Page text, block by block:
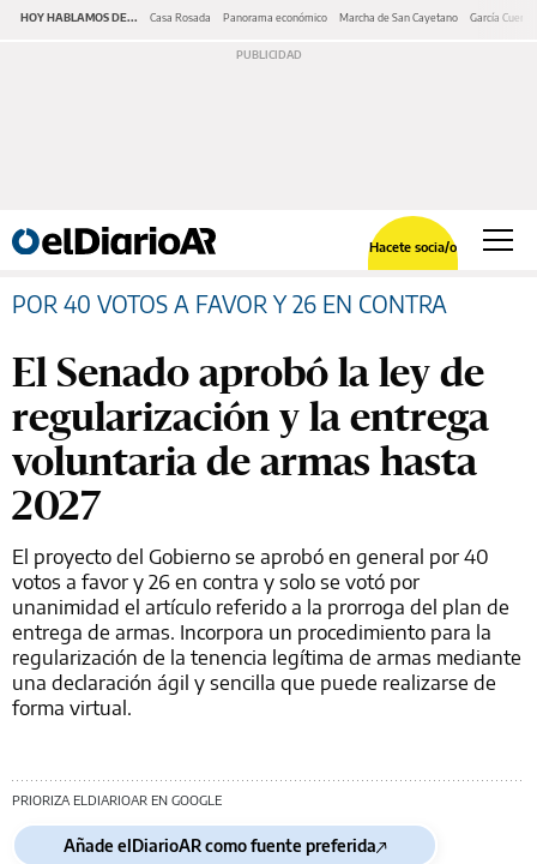
HOY HABLAMOS DE... Casa Rosada Panorama económico Marcha de San Cayetano García Cuerva
Hacete socia/o
POR 40 VOTOS A FAVOR Y 26 EN CONTRA
El Senado aprobó la ley de
regularización y la entrega
voluntaria de armas hasta
2027
El proyecto del Gobierno se aprobó en general por 40
votos a favor y 26 en contra y solo se votó por
unanimidad el artículo referido a la prorroga del plan de
entrega de armas. Incorpora un procedimiento para la
regularización de la tenencia legítima de armas mediante
una declaración ágil y sencilla que puede realizarse de
forma virtual.
PRIORIZA ELDIARIOAR EN GOOGLE
Añade elDiarioAR como fuente preferida